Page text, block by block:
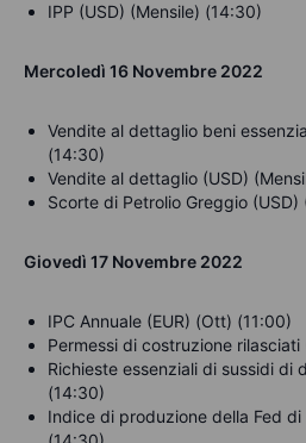
IPP (USD) (Mensile) (14:30)
Mercoledì 16 Novembre 2022
Vendite al dettaglio beni
(14:30)
Vendite al dettaglio (USD)
Scorte di Petrolio Greggio (USD)
Giovedì 17 Novembre 2022
IPC Annuale (EUR) (Ott) (11:00)
Permessi di costruzione
Richieste essenziali di sussidi di
(14:30)
Indice di produzione della Fed